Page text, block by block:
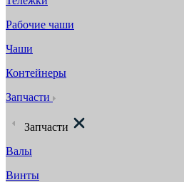
Рабочие чаши
Чаши
Контейнеры
Запчасти
Запчасти
Валы
Винты